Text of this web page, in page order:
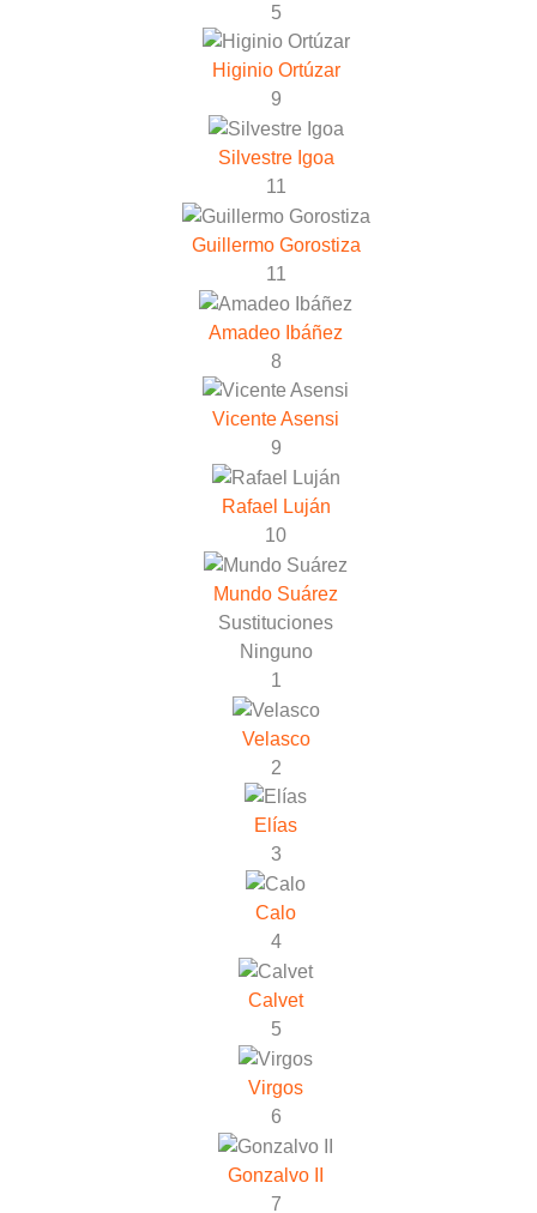
5
Higinio Ortúzar
9
Silvestre Igoa
11
Guillermo Gorostiza
11
Amadeo Ibáñez
8
Vicente Asensi
9
Rafael Luján
10
Mundo Suárez
Sustituciones
Ninguno
1
Velasco
2
Elías
3
Calo
4
Calvet
5
Virgos
6
Gonzalvo II
7